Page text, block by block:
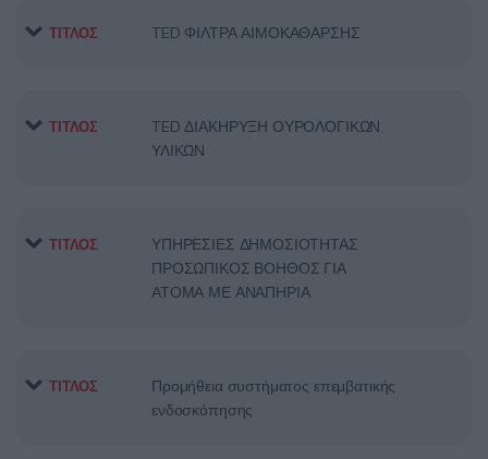
ΤΙΤΛΟΣ TED ΦΙΛΤΡΑ ΑΙΜΟΚΑΘΑΡΣΗΣ
ΤΙΤΛΟΣ
TED ΔΙΑΚΗΡΥΞΗ ΟΥΡΟΛΟΓΙΚΩΝ
ΥΛΙΚΩΝ
ΤΙΤΛΟΣ
ΥΠΗΡΕΣΙΕΣ ΔΗΜΟΣΙΟΤΗΤΑΣ
ΠΡΟΣΩΠΙΚΟΣ ΒΟΗΘΟΣ ΓΙΑ
ΑΤΟΜΑ ΜΕ ΑΝΑΠΗΡΙΑ
ΤΙΤΛΟΣ
Προμήθεια συστήματος επεμβατικής
ενδοσκόπησης